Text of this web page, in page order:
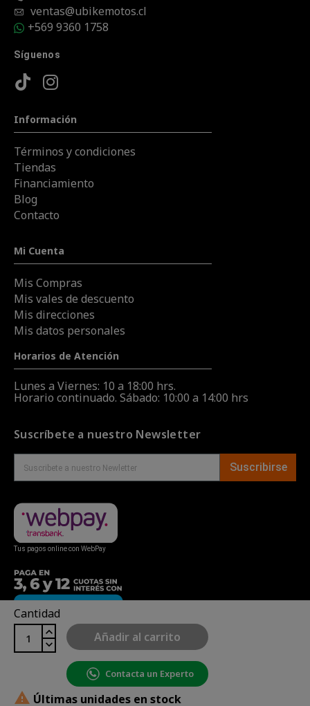
Cantidad
Añadir al carrito
Contacta un Experto
 Últimas unidades en stock
ventas@ubikemotos.cl
+569 9360 1758
Síguenos
Información
Términos y condiciones
Tiendas
Financiamiento
Blog
Contacto
Mi Cuenta
Mis Compras
Mis vales de descuento
Mis direcciones
Mis datos personales
Horarios de Atención
Lunes a Viernes: 10 a 18:00 hrs.
Horario continuado. Sábado: 10:00 a 14:00 hrs
Suscríbete a nuestro Newsletter
Suscribirse
Tus pagos online con WebPay
Copyright© uBike Motos 2026|Mapa del sitio